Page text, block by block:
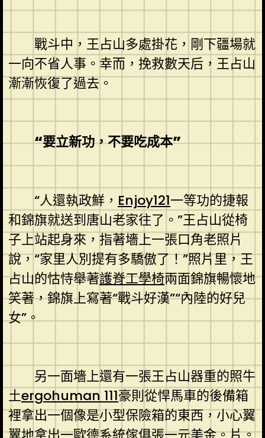
戰斗中，王占山多處掛花，剛下疆場就
一向不省人事。幸而，挽救數天后，王占山
漸漸恢復了過去。
“要立新功，不要吃成本”
“人還執政鮮， Enjoy121一等功的捷報
和錦旗就送到唐山老家往了。”王占山從椅
子上站起身來，指著墻上一張口角老照片
說，“家里人別提有多驕傲了！”照片里，王
占山的怙恃舉著護脊工學椅兩面錦旗暢懷地
笑著，錦旗上寫著“戰斗好漢”“內陸的好兒
女”。
另一面墻上還有一張王占山器重的照牛
土ergohuman 111豪則從悍馬車的後備箱
裡拿出一個像是小型保險箱的東西，小心翼